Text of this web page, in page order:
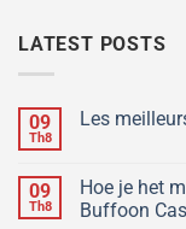
LATEST POSTS
09
Th8
Les
09
Th8
Hoe je het
Buffoon